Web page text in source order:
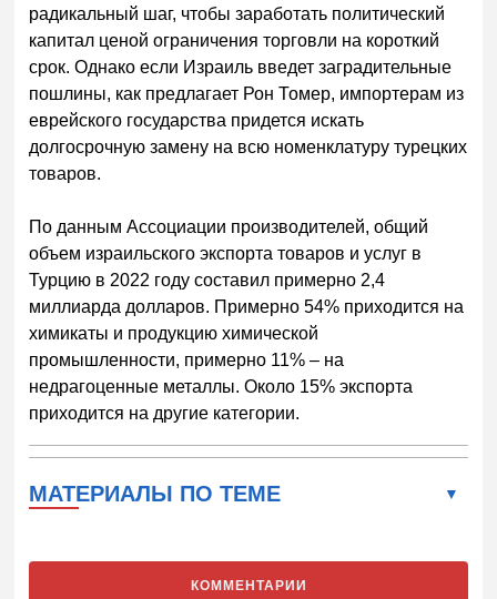
радикальный шаг, чтобы заработать политический
капитал ценой ограничения торговли на короткий
срок. Однако если Израиль введет заградительные
пошлины, как предлагает Рон Томер, импортерам из
еврейского государства придется искать
долгосрочную замену на всю номенклатуру турецких
товаров.
По данным Ассоциации производителей, общий
объем израильского экспорта товаров и услуг в
Турцию в 2022 году составил примерно 2,4
миллиарда долларов. Примерно 54% приходится на
химикаты и продукцию химической
промышленности, примерно 11% – на
недрагоценные металлы. Около 15% экспорта
приходится на другие категории.
МАТЕРИАЛЫ ПО ТЕМЕ
КОММЕНТАРИИ